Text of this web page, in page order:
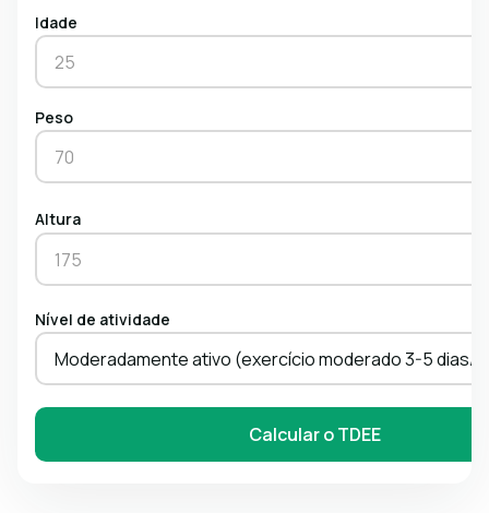
Idade
Peso
Altura
Nível de atividade
Moderadamente ativo (exercício moderado 3-5 dias/
Calcular o TDEE